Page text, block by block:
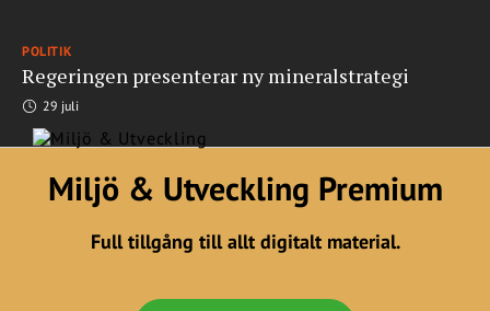
POLITIK
Regeringen presenterar ny mineralstrategi
29 juli
Miljö & Utveckling Premium
Full tillgång till allt digitalt material.